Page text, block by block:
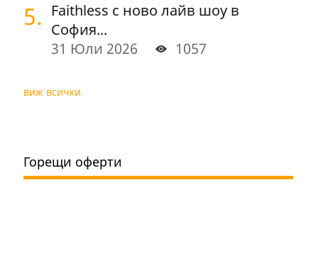
5. Faithless с ново лайв шоу в
София...
31 Юли 2026
1057
виж всички
Горещи оферти